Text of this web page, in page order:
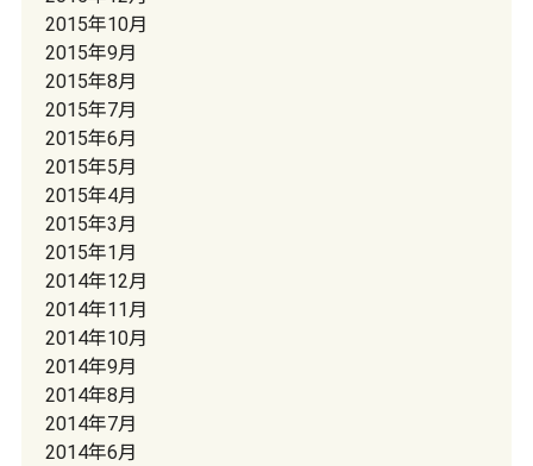
2015年10月
2015年9月
2015年8月
2015年7月
2015年6月
2015年5月
2015年4月
2015年3月
2015年1月
2014年12月
2014年11月
2014年10月
2014年9月
2014年8月
2014年7月
2014年6月